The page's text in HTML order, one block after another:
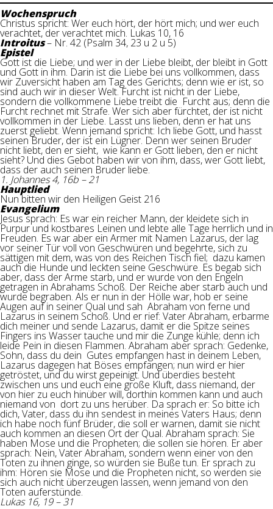
Wochenspruch
Christus spricht: Wer euch hört, der hört mich; und wer euch
verachtet, der verachtet mich. Lukas 10, 16
Introitus– Nr. 42 (Psalm 34, 23 u 2 u 5)
Epistel
Gott ist die Liebe; und wer in der Liebe bleibt, der bleibt in Gott
und Gott in ihm. Darin ist die Liebe bei uns vollkommen, dass
wir Zuversicht haben am Tag des Gerichts; denn wie er ist, so
sind auch wir in dieser Welt. Furcht ist nicht in der Liebe,
sondern die vollkommene Liebe treibt die Furcht aus; denn die
Furcht rechnet mit Strafe. Wer sich aber fürchtet, der ist nicht
vollkommen in der Liebe. Lasst uns lieben, denn er hat uns
zuerst geliebt. Wenn jemand spricht: Ich liebe Gott, und hasst
seinen Bruder, der ist ein Lügner. Denn wer seinen Bruder
nicht liebt, den er sieht, wie kann er Gott lieben, den er nicht
sieht? Und dies Gebot haben wir von ihm, dass, wer Gott liebt,
dass der auch seinen Bruder liebe.
1. Johannes 4, 16b – 21
Hauptlied
Nun bitten wir den Heiligen Geist 216
Evangelium
Jesus sprach: Es war ein reicher Mann, der kleidete sich in
Purpur und kostbares Leinen und lebte alle Tage herrlich und in
Freuden. Es war aber ein Armer mit Namen Lazarus, der lag
vor seiner Tür voll von Geschwüren und begehrte, sich zu
sättigen mit dem, was von des Reichen Tisch fiel; dazu kamen
auch die Hunde und leckten seine Geschwüre. Es begab sich
aber, dass der Arme starb, und er wurde von den Engeln
getragen in Abrahams Schoß. Der Reiche aber starb auch und
wurde begraben. Als er nun in der Hölle war, hob er seine
Augen auf in seiner Qual und sah Abraham von ferne und
Lazarus in seinem Schoß. Und er rief: Vater Abraham, erbarme
dich meiner und sende Lazarus, damit er die Spitze seines
Fingers ins Wasser tauche und mir die Zunge kühle; denn ich
leide Pein in diesen Flammen. Abraham aber sprach: Gedenke,
Sohn, dass du dein Gutes empfangen hast in deinem Leben,
Lazarus dagegen hat Böses empfangen; nun wird er hier
getröstet, und du wirst gepeinigt. Und überdies besteht
zwischen uns und euch eine große Kluft, dass niemand, der
von hier zu euch hinüber will, dorthin kommen kann und auch
niemand von dort zu uns herüber. Da sprach er: So bitte ich
dich, Vater, dass du ihn sendest in meines Vaters Haus; denn
ich habe noch fünf Brüder, die soll er warnen, damit sie nicht
auch kommen an diesen Ort der Qual. Abraham sprach: Sie
haben Mose und die Propheten; die sollen sie hören. Er aber
sprach: Nein, Vater Abraham, sondern wenn einer von den
Toten zu ihnen ginge, so würden sie Buße tun. Er sprach zu
ihm: Hören sie Mose und die Propheten nicht, so werden sie
sich auch nicht überzeugen lassen, wenn jemand von den
Toten auferstünde.
Lukas 16, 19 – 31